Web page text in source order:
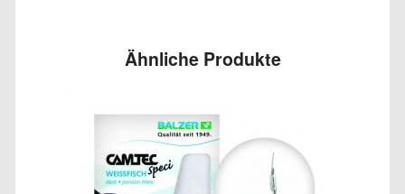
Ähnliche Produkte